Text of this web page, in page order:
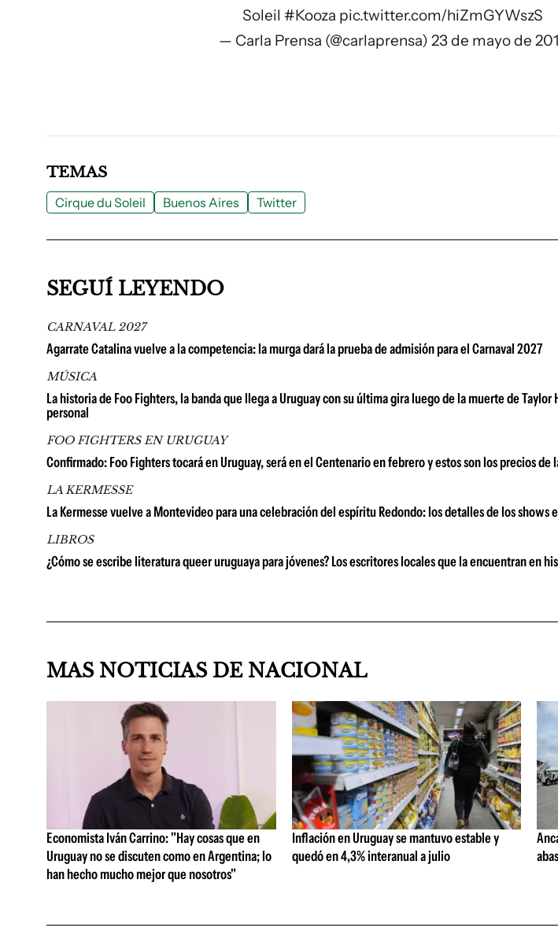
Soleil#Kooza pic.twitter.com/hiZmGYWszS
— Carla Prensa (@carlaprensa) 23 de mayo de
TEMAS
Cirque du Soleil Buenos Aires Twitter
SEGUÍ LEYENDO
CARNAVAL 2027
Agarrate Catalina vuelve a la competencia: la murga dará la prueba de admisión para el Carnaval 2027
MÚSICA
La historia de Foo Fighters, la banda que llega a Uruguay con su última gira luego de la muerte de Taylor
personal
FOO FIGHTERS EN URUGUAY
Confirmado: Foo Fighters tocará en Uruguay, será en el Centenario en febrero y estos son los precios de
LA KERMESSE
La Kermesse vuelve a Montevideo para una celebración del espíritu Redondo: los detalles de los shows
LIBROS
¿Cómo se escribe literatura queer uruguaya para jóvenes? Los escritores locales que la encuentran en
MAS NOTICIAS DE NACIONAL
Economista Iván Carrino: "Hay cosas que en
Uruguay no se discuten como en Argentina; lo
han hecho mucho mejor que nosotros"
Inflación en Uruguay se mantuvo estable y
quedó en 4,3% interanual a julio